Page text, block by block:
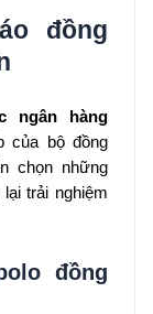
đồng
ngân hàng
của bộ đồng
chọn những
trải nghiệm
đồng